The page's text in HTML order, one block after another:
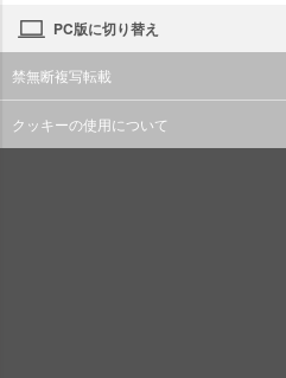
PC版に切り替え
禁無断複写転載
クッキーの使用について